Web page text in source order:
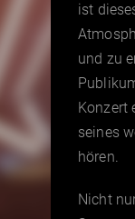
ist
und zu
Konzert
seines
hören.
Nicht